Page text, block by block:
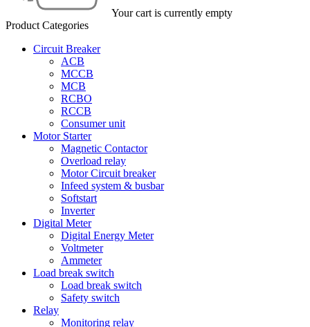
Your cart is currently empty
Product Categories
Circuit Breaker
ACB
MCCB
MCB
RCBO
RCCB
Consumer unit
Motor Starter
Magnetic Contactor
Overload relay
Motor Circuit breaker
Infeed system & busbar
Softstart
Inverter
Digital Meter
Digital Energy Meter
Voltmeter
Ammeter
Load break switch
Load break switch
Safety switch
Relay
Monitoring relay